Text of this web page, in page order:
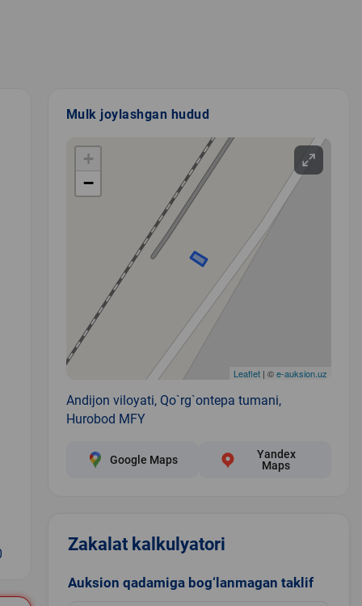
Mulk joylashgan hudud
+
−
Leaflet| ©e-auksion.uz
Andijon viloyati, Qo`rg`ontepa tumani,
Hurobod MFY
Google Maps
Yandex
Maps
Zakalat kalkulyatori
Auksion qadamiga bog‘lanmagan taklif